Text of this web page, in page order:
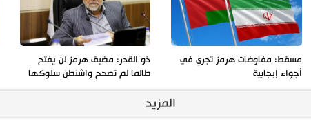
مسقط: مفاوضات هرمز تجري في
أجواء إيجابية
ذو القدر: مضيق هرمز لن يفتح
طالما لم تصحح واشنطن سلوكها
المزيد